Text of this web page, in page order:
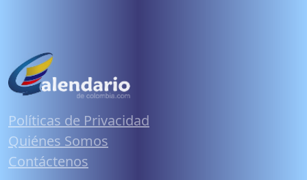
Políticas de Privacidad
Quiénes Somos
Contáctenos